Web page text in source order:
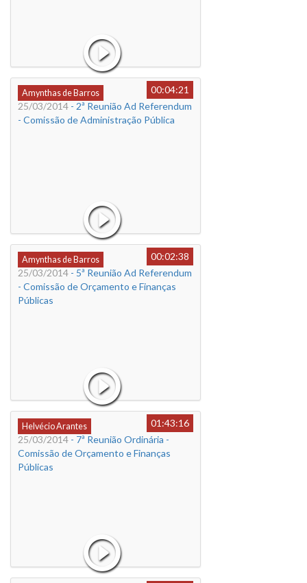
Amynthas de Barros
00:04:21
25/03/2014 - 2ª Reunião Ad Referendum
- Comissão de Administração Pública
Amynthas de Barros
00:02:38
25/03/2014 - 5ª Reunião Ad Referendum
- Comissão de Orçamento e Finanças
Públicas
Helvécio Arantes
01:43:16
25/03/2014 - 7ª Reunião Ordinária -
Comissão de Orçamento e Finanças
Públicas